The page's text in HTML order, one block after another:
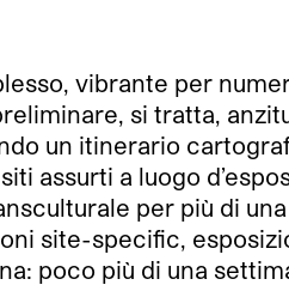
vibrante per
si tratta,
un itinerario
assurti a luogo
per più di
site-specific,
poco più di una